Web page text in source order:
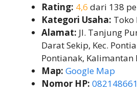
Rating: 4,6 dari 138
Kategori Usaha: Toko
Alamat: Jl. Tanjung
Darat Sekip, Kec.
Pontianak, Kalimantan
Map: Google Map
Nomor HP: